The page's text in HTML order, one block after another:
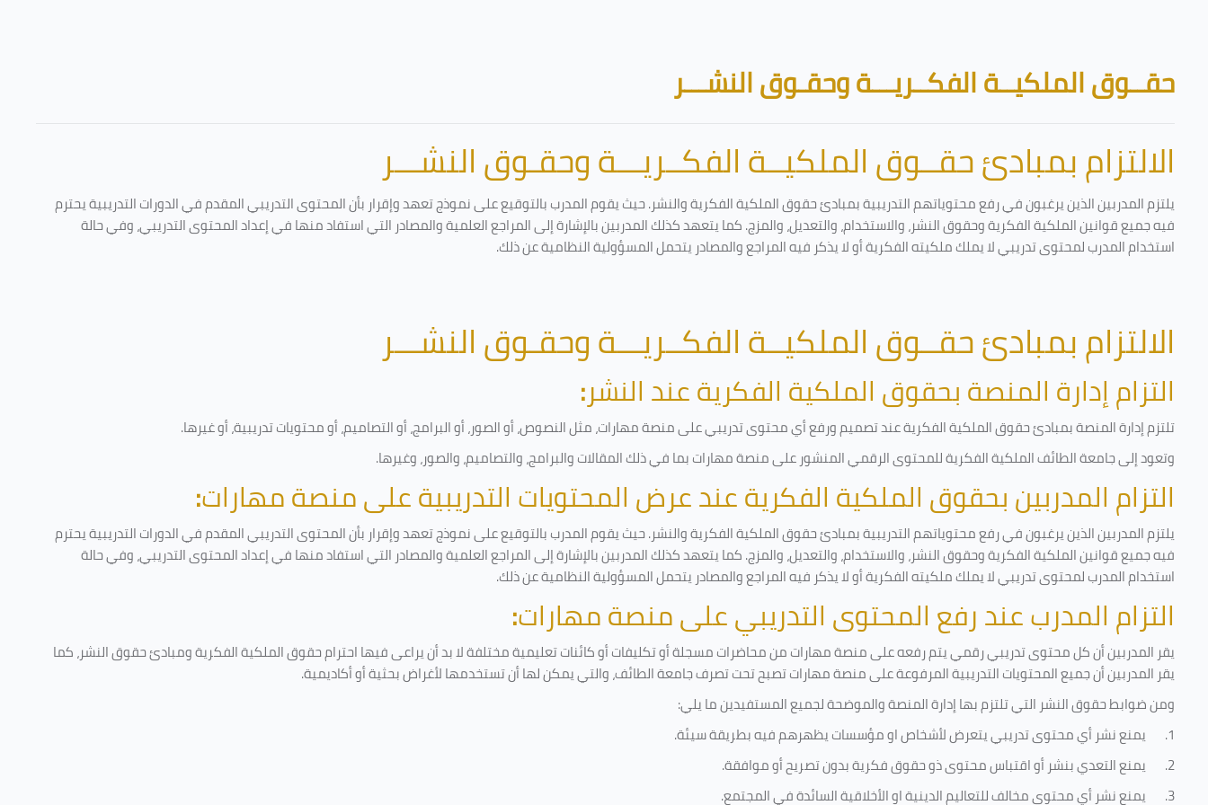
الكتل
حقــوق الملكيــة الفكــريـــة وحقـوق النشـــر
الالتزام بمبادئ حقــوق الملكيــة الفكــريـــة وحقـوق النشـــر
يلتزم المدربين الذين يرغبون في رفع محتوياتهم التدريبية بمبادئ حقوق الملكية الفكرية والنشر. حيث يقوم المدرب بالتوقيع على نموذج تعهد وإقرار بأن المحتوى التدريبي المقدم في الدورات التدريبية يحترم
فيه جميع قوانين الملكية الفكرية وحقوق النشر، والاستخدام، والتعديل، والمزج. كما يتعهد كذلك المدربين بالإشارة إلى المراجع العلمية والمصادر التي استفاد منها في إعداد المحتوى التدريبي، وفي حالة
استخدام المدرب لمحتوى تدريبي لا يملك ملكيته الفكرية أو لا يذكر فيه المراجع والمصادر يتحمل المسؤولية النظامية عن ذلك.
الالتزام بمبادئ حقــوق الملكيــة الفكــريـــة وحقـوق النشـــر
التزام إدارة المنصة بحقوق الملكية الفكرية عند النشر:
تلتزم إدارة المنصة بمبادئ حقوق الملكية الفكرية عند تصميم ورفع أي محتوى تدريبي على منصة مهارات، مثل النصوص، أو الصور، أو البرامج، أو التصاميم، أو محتويات تدريبية، أو غيرها.
وتعود إلى جامعة الطائف الملكية الفكرية للمحتوى الرقمي المنشور على منصة مهارات بما في ذلك المقالات والبرامج، والتصاميم، والصور، وغيرها.
التزام المدربين بحقوق الملكية الفكرية عند عرض المحتويات التدريبية على منصة مهارات:
يلتزم المدربين الذين يرغبون في رفع محتوياتهم التدريبية بمبادئ حقوق الملكية الفكرية والنشر. حيث يقوم المدرب بالتوقيع على نموذج تعهد وإقرار بأن المحتوى التدريبي المقدم في الدورات التدريبية يحترم
فيه جميع قوانين الملكية الفكرية وحقوق النشر، والاستخدام، والتعديل، والمزج. كما يتعهد كذلك المدربين بالإشارة إلى المراجع العلمية والمصادر التي استفاد منها في إعداد المحتوى التدريبي، وفي حالة
استخدام المدرب لمحتوى تدريبي لا يملك ملكيته الفكرية أو لا يذكر فيه المراجع والمصادر يتحمل المسؤولية النظامية عن ذلك.
التزام المدرب عند رفع المحتوى التدريبي على منصة مهارات:
يقر المدربين أن كل محتوى تدريبي رقمي يتم رفعه على منصة مهارات من محاضرات مسجلة أو تكليفات أو كائنات تعليمية مختلفة لا بد أن يراعى فيها احترام حقوق الملكية الفكرية ومبادئ حقوق النشر، كما
يقر المدربين أن جميع المحتويات التدريبية المرفوعة على منصة مهارات تصبح تحت تصرف جامعة الطائف، والتي يمكن لها أن تستخدمها لأغراض بحثية أو أكاديمية.
ومن ضوابط حقوق النشر التي تلتزم بها إدارة المنصة والموضحة لجميع المستفيدين ما يلي:
1.
يمنع نشر أي محتوى تدريبي يتعرض لأشخاص او مؤسسات يظهرهم فيه بطريقة سيئة.
2.
يمنع التعدي بنشر أو اقتباس محتوى ذو حقوق فكرية بدون تصريح أو موافقة.
3.
يمنع نشر أي محتوى مخالف للتعاليم الدينية او الأخلاقية السائدة في المجتمع.